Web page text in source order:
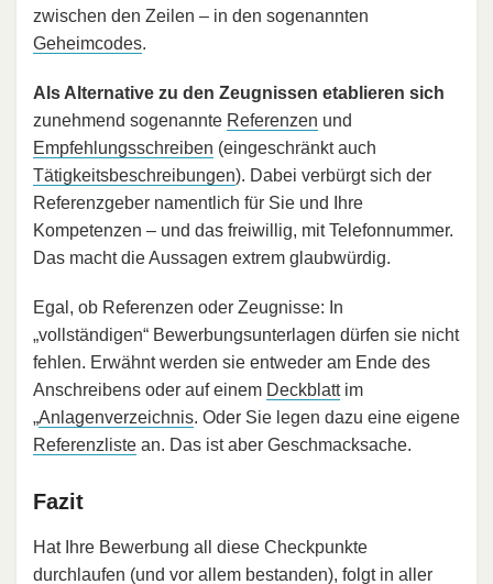
zwischen den Zeilen – in den sogenannten
Geheimcodes.
Als Alternative zu den Zeugnissen etablieren sich
zunehmend sogenannte Referenzen und
Empfehlungsschreiben (eingeschränkt auch
Tätigkeitsbeschreibungen). Dabei verbürgt sich der
Referenzgeber namentlich für Sie und Ihre
Kompetenzen – und das freiwillig, mit Telefonnummer.
Das macht die Aussagen extrem glaubwürdig.
Egal, ob Referenzen oder Zeugnisse: In
„vollständigen“ Bewerbungsunterlagen dürfen sie nicht
fehlen. Erwähnt werden sie entweder am Ende des
Anschreibens oder auf einem Deckblattim
„Anlagenverzeichnis. Oder Sie legen dazu eine eigene
Referenzliste an. Das ist aber Geschmacksache.
Fazit
Hat Ihre Bewerbung all diese Checkpunkte
durchlaufen (und vor allem bestanden), folgt in aller